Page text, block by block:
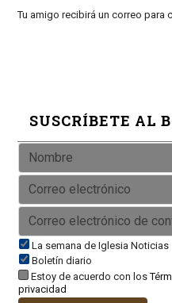
Tu amigo recibirá un correo para
SUSCRÍBETE AL
La semana de Iglesia Noticias
Boletín diario
Estoy de acuerdo con los
privacidad